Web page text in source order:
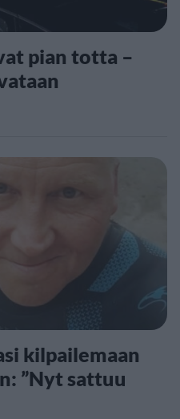
pian totta –
kilpailemaan
”Nyt sattuu